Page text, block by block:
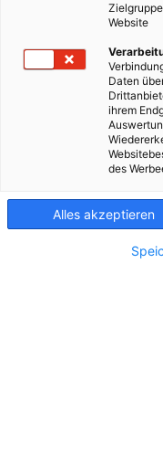
Website
Daten
ihrem
des
Alles akzeptieren